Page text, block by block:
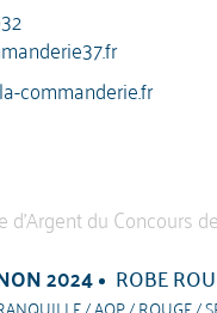
commanderie.fr
2024 ROBE